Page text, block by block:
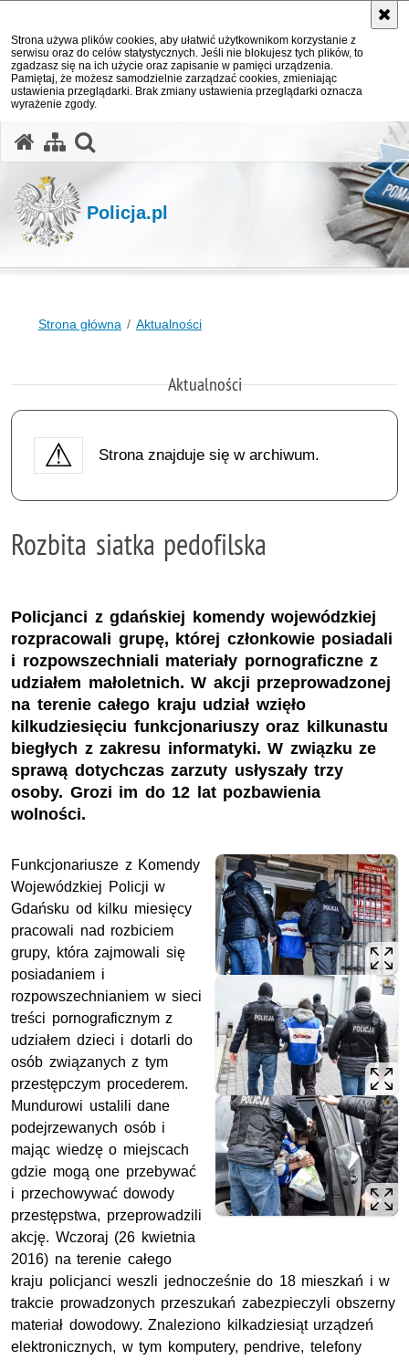
Strona używa plików cookies, aby ułatwić użytkownikom korzystanie z
serwisu oraz do celów statystycznych. Jeśli nie blokujesz tych plików, to
zgadzasz się na ich użycie oraz zapisanie w pamięci urządzenia.
Pamiętaj, że możesz samodzielnie zarządzać cookies, zmieniając
ustawienia przeglądarki. Brak zmiany ustawienia przeglądarki oznacza
wyrażenie zgody.
Policja.pl
Strona główna Aktualności
Aktualności
Strona znajduje się w archiwum.
Rozbita siatka pedofilska
Policjanci z gdańskiej komendy wojewódzkiej
rozpracowali grupę, której członkowie posiadali
i rozpowszechniali materiały pornograficzne z
udziałem małoletnich. W akcji przeprowadzonej
na terenie całego kraju udział wzięło
kilkudziesięciu funkcjonariuszy oraz kilkunastu
biegłych z zakresu informatyki. W związku ze
sprawą dotychczas zarzuty usłyszały trzy
osoby. Grozi im do 12 lat pozbawienia
wolności.
Funkcjonariusze z Komendy
Wojewódzkiej Policji w
Gdańsku od kilku miesięcy
pracowali nad rozbiciem
grupy, która zajmowali się
posiadaniem i
rozpowszechnianiem w sieci
treści pornograficznym z
udziałem dzieci i dotarli do
osób związanych z tym
przestępczym procederem.
Mundurowi ustalili dane
podejrzewanych osób i
mając wiedzę o miejscach
gdzie mogą one przebywać
i przechowywać dowody
przestępstwa, przeprowadzili
akcję. Wczoraj (26 kwietnia
2016) na terenie całego
kraju policjanci weszli jednocześnie do 18 mieszkań i w
trakcie prowadzonych przeszukań zabezpieczyli obszerny
materiał dowodowy. Znaleziono kilkadziesiąt urządzeń
elektronicznych, w tym komputery, pendrive, telefony